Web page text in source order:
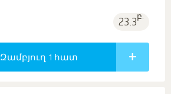
23.3բ.
Զամբյուղ 1 հատ